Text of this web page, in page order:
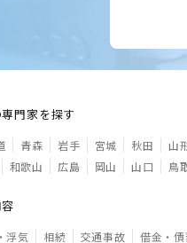
門家を探す
青森 岩手 宮城 秋田 山
和歌山 広島 岡山 山口 鳥
浮気 相続 交通事故 借金・